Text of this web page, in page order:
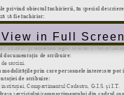
View in Full Screen